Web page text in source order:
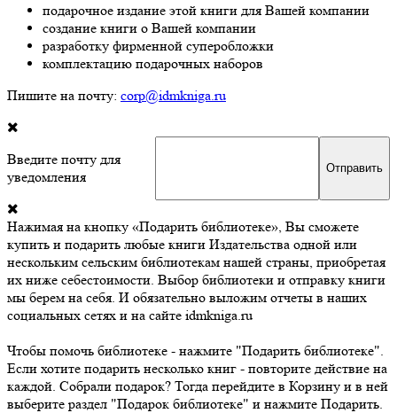
подарочное издание этой книги для Вашей компании
создание книги о Вашей компании
разработку фирменной суперобложки
комплектацию подарочных наборов
Пишите на почту: corp@idmkniga.ru
Введите почту для
уведомления
Нажимая на кнопку «Подарить библиотеке», Вы сможете
купить и подарить любые книги Издательства одной или
нескольким сельским библиотекам нашей страны, приобретая
их ниже себестоимости. Выбор библиотеки и отправку книги
мы берем на себя. И обязательно выложим отчеты в наших
социальных сетях и на сайте idmkniga.ru
Чтобы помочь библиотеке - нажмите "Подарить библиотеке".
Если хотите подарить несколько книг - повторите действие на
каждой. Собрали подарок? Тогда перейдите в Корзину и в ней
выберите раздел "Подарок библиотеке" и нажмите Подарить.